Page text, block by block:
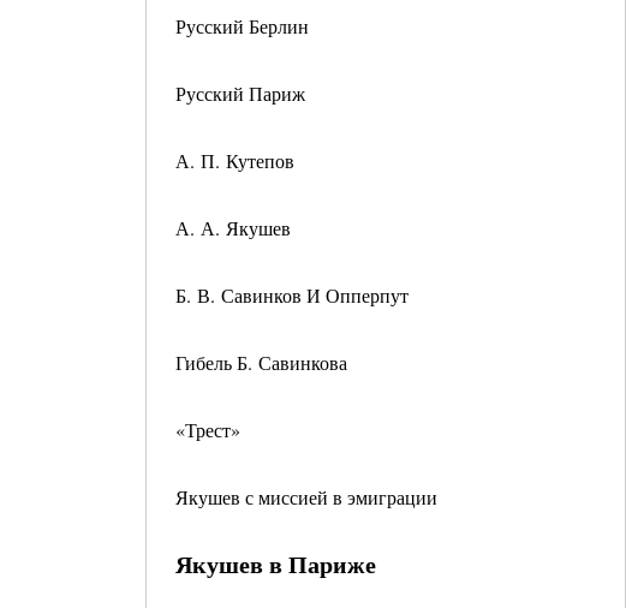
Русский Берлин
Русский Париж
А. П. Кутепов
А. А. Якушев
Б. В. Савинков И Опперпут
Гибель Б. Савинкова
«Трест»
Якушев с миссией в эмиграции
Якушев в Париже